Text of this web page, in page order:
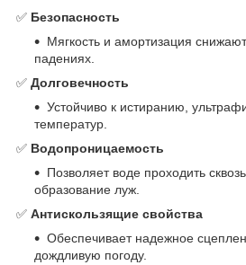
✅ Безопасность
Мягкость и амортизация
падениях.
✅ Долговечность
Устойчиво к истиранию,
температур.
✅ Водопроницаемость
Позволяет воде проходить
образование луж.
✅ Антискользящие свойства
Обеспечивает надежное
дождливую погоду.